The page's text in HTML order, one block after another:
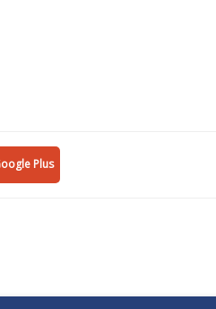
dans la végé?
Plus